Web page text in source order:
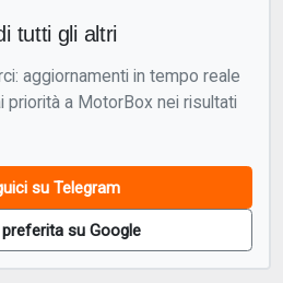
tutti gli altri
aggiornamenti in tempo reale
priorità a MotorBox nei risultati
su Telegram
su Google